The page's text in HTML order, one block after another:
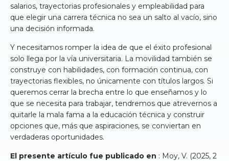
salarios, trayectorias profesionales y empleabilidad para
que elegir una carrera técnica no sea un salto al vacío, sino
una decisión informada.
Y necesitamos romper la idea de que el éxito profesional
solo llega por la vía universitaria. La movilidad también se
construye con habilidades, con formación continua, con
trayectorias flexibles, no únicamente con títulos largos. Si
queremos cerrar la brecha entre lo que enseñamos y lo
que se necesita para trabajar, tendremos que atrevernos a
quitarle la mala fama a la educación técnica y construir
opciones que, más que aspiraciones, se conviertan en
verdaderas oportunidades.
El presente artículo fue publicado en : Moy, V. (2025, 2